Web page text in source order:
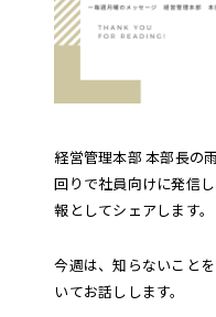
経営管理本部 本部長の
回りで社員向けに発信
報としてシェアします。
今週は、知らないこと
いてお話しします。